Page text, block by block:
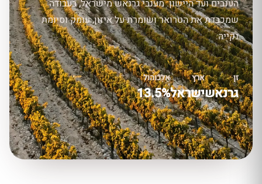
הענבים ועד היישון. מענבי גרנאש מישראל, בעבודה
שמכבדת את הטרואר ושומרת על איזון, עומק וסיומת
נקייה.
זן
גרנאש
ארץ
ישראל
אלכוהול
13.5%